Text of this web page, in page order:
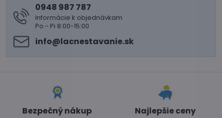
0948 987 787
Informácie k objednávkam
Po - Pi 8:00-15:00
info​@lacnestavanie​.sk
Bezpečný nákup Najlepšie ceny